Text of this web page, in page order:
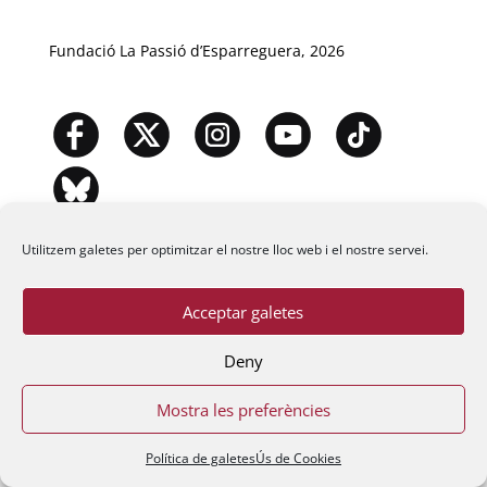
Utilitzem galetes per optimitzar el nostre lloc web i el nostre servei.
Acceptar galetes
Deny
Mostra les preferències
Política de galetesÚs de Cookies
Fundació La Passió d’Esparreguera, 2026